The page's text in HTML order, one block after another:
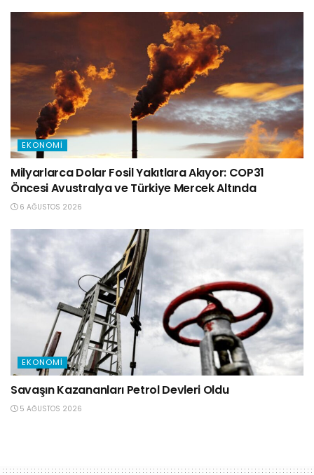
EKONOMI
Milyarlarca Dolar Fosil Yakıtlara Akıyor: COP31
Öncesi Avustralya ve Türkiye Mercek Altında
6 AĞUSTOS 2026
EKONOMI
Savaşın Kazananları Petrol Devleri Oldu
5 AĞUSTOS 2026